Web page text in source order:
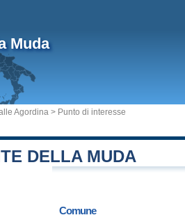
Muda
Agordina > Punto di interesse
DELLA MUDA
Comune